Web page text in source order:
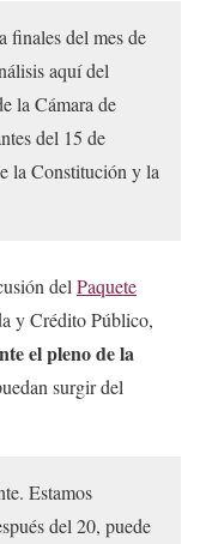
finales del mes de
aquí del
la Cámara de
del 15 de
la Constitución y la
del Paquete
y Crédito Público,
el pleno de la
surgir del
Estamos
del 20, puede